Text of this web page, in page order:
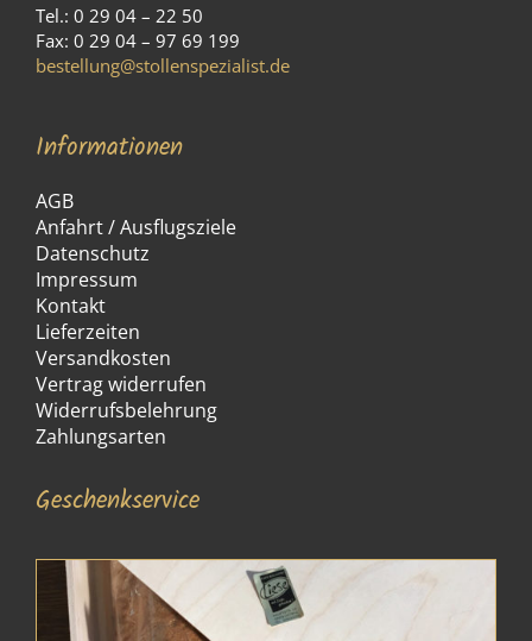
Tel.: 0 29 04 – 22 50
Fax: 0 29 04 – 97 69 199
bestellung@stollenspezialist.de
Informationen
AGB
Anfahrt / Ausflugsziele
Datenschutz
Impressum
Kontakt
Lieferzeiten
Versandkosten
Vertrag widerrufen
Widerrufsbelehrung
Zahlungsarten
Geschenkservice